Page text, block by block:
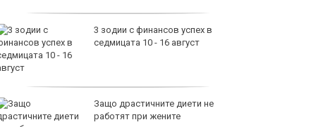
3 зодии с финансов успех в
седмицата 10 - 16 август
Защо драстичните диети не
работят при жените